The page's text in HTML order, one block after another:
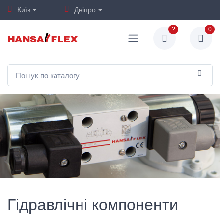
Київ Дніпро
? 0
Гідравлічні компоненти